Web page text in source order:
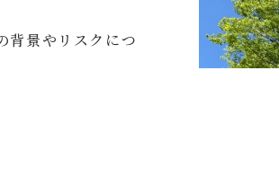
背景やリスクにつ